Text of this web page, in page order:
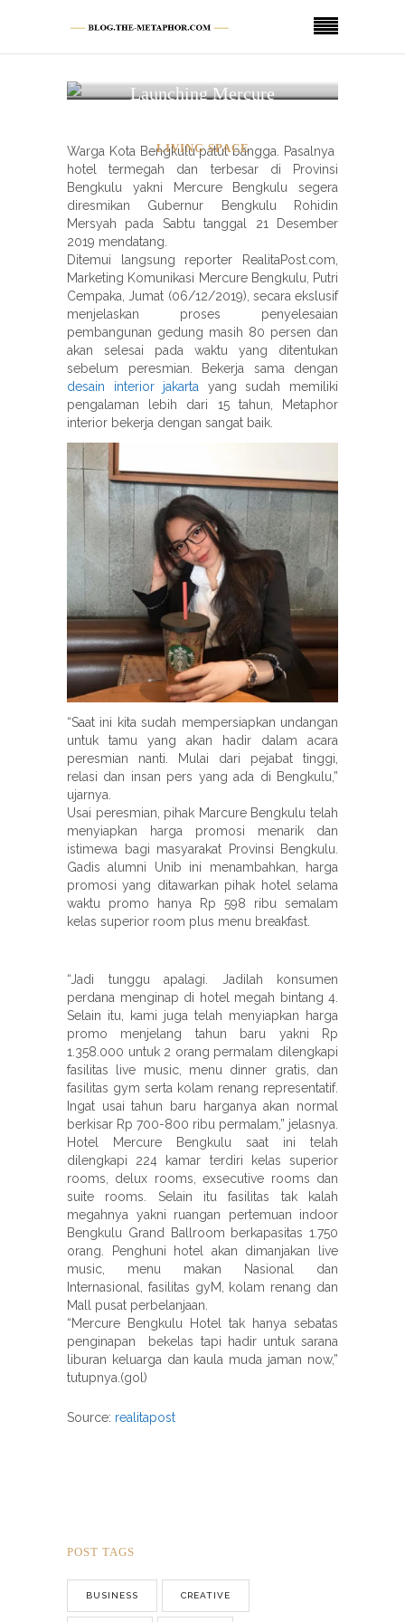
Launching Mercure
LIVING SPACE
Warga Kota Bengkulu patut bangga. Pasalnya
hotel termegah dan terbesar di Provinsi
Bengkulu yakni Mercure Bengkulu segera
diresmikan Gubernur Bengkulu Rohidin
Mersyah pada Sabtu tanggal 21 Desember
2019 mendatang.
Ditemui langsung reporter RealitaPost.com,
Marketing Komunikasi Mercure Bengkulu, Putri
Cempaka, Jumat (06/12/2019), secara ekslusif
menjelaskan proses penyelesaian
pembangunan gedung masih 80 persen dan
akan selesai pada waktu yang ditentukan
sebelum peresmian. Bekerja sama dengan
desain interior jakarta yang sudah memiliki
pengalaman lebih dari 15 tahun, Metaphor
interior bekerja dengan sangat baik.
“Saat ini kita sudah mempersiapkan undangan
untuk tamu yang akan hadir dalam acara
peresmian nanti. Mulai dari pejabat tinggi,
relasi dan insan pers yang ada di Bengkulu,”
ujarnya.
Usai peresmian, pihak Marcure Bengkulu telah
menyiapkan harga promosi menarik dan
istimewa bagi masyarakat Provinsi Bengkulu.
Gadis alumni Unib ini menambahkan, harga
promosi yang ditawarkan pihak hotel selama
waktu promo hanya Rp 598 ribu semalam
kelas superior room plus menu breakfast.
“Jadi tunggu apalagi. Jadilah konsumen
perdana menginap di hotel megah bintang 4.
Selain itu, kami juga telah menyiapkan harga
promo menjelang tahun baru yakni Rp
1.358.000 untuk 2 orang permalam dilengkapi
fasilitas live music, menu dinner gratis, dan
fasilitas gym serta kolam renang representatif.
Ingat usai tahun baru harganya akan normal
berkisar Rp 700-800 ribu permalam,” jelasnya.
Hotel Mercure Bengkulu saat ini telah
dilengkapi 224 kamar terdiri kelas superior
rooms, delux rooms, exsecutive rooms dan
suite rooms. Selain itu fasilitas tak kalah
megahnya yakni ruangan pertemuan indoor
Bengkulu Grand Ballroom berkapasitas 1.750
orang. Penghuni hotel akan dimanjakan live
music, menu makan Nasional dan
Internasional, fasilitas gyM, kolam renang dan
Mall pusat perbelanjaan.
“Mercure Bengkulu Hotel tak hanya sebatas
penginapan bekelas tapi hadir untuk sarana
liburan keluarga dan kaula muda jaman now,”
tutupnya.(gol)
Source: realitapost
POST TAGS
BUSINESS CREATIVE